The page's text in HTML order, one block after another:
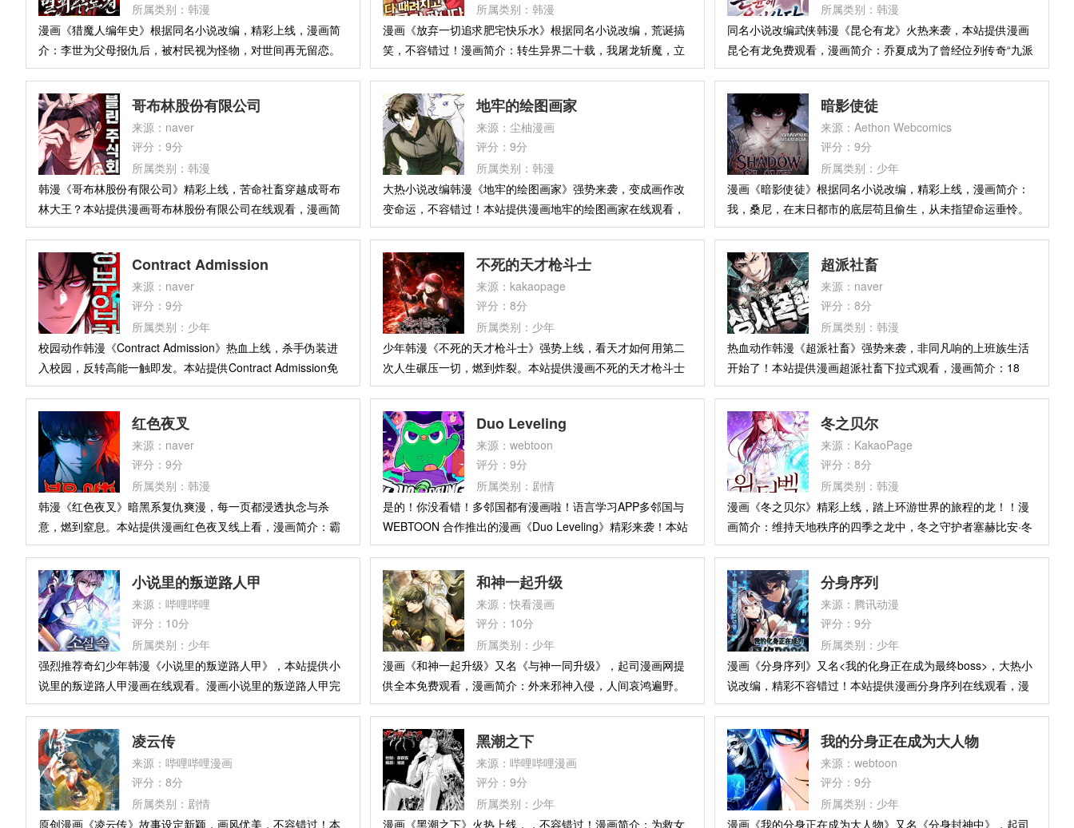
所属类别：韩漫
漫画《猎魔人编年史》根据同名小说改编，精彩上线，漫画简
介：李世为父母报仇后，被村民视为怪物，对世间再无留恋。
捉鬼者蒙莲遇见了这个心如死灰的少年，为他定下新目标——
荡平世间恶鬼。两人同住屋檐下，蒙莲察觉到他体内潜藏的异
质天赋，便将他送入以冷酷闻名的修炼门派“大武道”。那里专
出刽子手，而他恰好需要一把锋刃来斩断自己与过往的牵绊。
所属类别：韩漫
漫画《放弃一切追求肥宅快乐水》根据同名小说改编，荒诞搞
笑，不容错过！漫画简介：转生异界二十载，我屠龙斩魔，立
下不世功业，受万众敬仰。然而，权柄与力量无法填补的，唯
有喉间那一抹焦糖色的渴望——可乐。此界佳酿无数，唯独那
熟悉的甜腻气泡，再也不曾触碰我的舌尖。巅峰之上，胜利的
酒杯里，盛满的只有异乡的苦涩与缺失的汽水。
所属类别：韩漫
同名小说改编武侠韩漫《昆仑有龙》火热来袭，本站提供漫画
昆仑有龙免费观看，漫画简介：乔夏成为了曾经位列传奇“九派
一帮”之一的昆仑派的弟子。他与其他同门一起，在艰难险阻中
努力重建衰落的门派。……只是，总觉得哪里不太对劲。这些
同门，以前竟然是乞丐、山贼、骗子和盗贼？这……真的是名
门正派吗？
哥布林股份有限公司
来源：naver
评分：9分
所属类别：韩漫
韩漫《哥布林股份有限公司》精彩上线，苦命社畜穿越成哥布
林大王？本站提供漫画哥布林股份有限公司在线观看，漫画简
介：普通上班族吴科长通勤时意外跌入魔界，醒来竟成了濒临
灭亡的哥布林领主。魔界弱肉强食，要活命就必须掠夺，要立
足就必须征服。他别无依靠，只能凭借职场磨出的韧劲，在妖
物环伺的绝境中挣出一条生路。当昔日的工作习惯化作生存本
能，他正以最荒诞的方式改写魔界的生存法则。办公室的经
验，或许真能颠覆整个魔界的格局。
地牢的绘图画家
来源：尘柚漫画
评分：9分
所属类别：韩漫
大热小说改编韩漫《地牢的绘图画家》强势来袭，变成画作改
变命运，不容错过！本站提供漫画地牢的绘图画家在线观看，
漫画简介：被“大灾变”永远改变了的世界。前美术老师徐基奥
在一场突如其来的火灾中丧生，却意外被吸入一幅画中，成为
画作的一部分。在画中世界里，基奥获得了神明般的力量，能
够创造生命，甚至开启通往其他维度的门扉。通过这份能力，
他遇见了无数的人，并试图帮助他们解决各自面临的困境。然
而，他跨越的维度越多，解决的事件越多，就越接近自己死亡
背后隐藏的真相……
暗影使徒
来源：Aethon Webcomics
评分：9分
所属类别：少年
漫画《暗影使徒》根据同名小说改编，精彩上线，漫画简介：
我，桑尼，在末日都市的底层苟且偷生，从未指望命运垂怜。
直到一道灵魂印记选中了我，将我送入满目疮痍的梦境领域
——那里怪物横行、觉醒者相残，是片吃人的废土。我天生能
操控暗影，却为此付出致命代价：一旦真名泄露，便会沦为他
人傀儡。为了活着，我结识了奈菲斯与凯西，在遗忘海岸、永
夜之城和诸神遗骸间出生入死，一边猎杀魔物，一边周旋于古
老势力与神祇阴谋之间。但我从不甘为奴隶，要以暗影为刃，
劈开命运锁链，夺回属于我的一切。
Contract Admission
来源：naver
评分：9分
所属类别：少年
校园动作韩漫《Contract Admission》热血上线，杀手伪装进
入校园，反转高能一触即发。本站提供Contract Admission免
费看，漫画简介：大型杀手组织“巴塔拉”的成员“柳江民”。这里
一旦进入就再也无法离开。某天，他接到一项以“自由”为代价
的特殊委托——杀死“在韩国的目标”。为了自由，柳江民回到
韩国，先顺手清除了组织的“背叛者”来热身。轻松完成热身
后，他开始正式执行委托……
不死的天才枪斗士
来源：kakaopage
评分：8分
所属类别：少年
少年韩漫《不死的天才枪斗士》强势上线，看天才如何用第二
次人生碾压一切，燃到炸裂。本站提供漫画不死的天才枪斗士
在线观看，漫画简介：巴洛克王国惩罚部队的百夫长达米安，
在某个被遗忘的前线无名而死，年仅三十岁，只留下一句悔
恨：“该死……如果再给我一次机会，我真的会带着这帮人主宰
战场。”当他再次睁开眼，已经回到了十七年前——这一次，他
拥有完好无损的魔力核心，真正能够学习魔法。他发誓，不再
被无尽战争的时代裹挟前行，而要比任何人都爬得更高，成为
掌控战争的人。
超派社畜
来源：naver
评分：8分
所属类别：韩漫
热血动作韩漫《超派社畜》强势来袭，非同凡响的上班族生活
开始了！本站提供漫画超派社畜下拉式观看，漫画简介：18
岁，称霸首尔全境高中、站上暴力顶峰的“传奇”权胜浩。然
而，登上顶点后，权胜浩却无声无息地消失了……10年后的今
天，人们都以为他至少成了全国级的黑帮头目，他却出乎所有
人意料，以三进商社新员工的身份出现了！
红色夜叉
来源：naver
评分：9分
所属类别：韩漫
韩漫《红色夜叉》暗黑系复仇爽漫，每一页都浸透执念与杀
意，燃到窒息。本站提供漫画红色夜叉线上看，漫画简介：霸
凌妹妹的加害者们还没等来复仇就死了，死后自然坠入地狱。
但复仇不会就此终结——主角李成律亲手结束自己的生命，追
入地狱深处，只为在彼岸完成血祭。当生死界限被仇恨踏碎，
一场跨越阴阳的极限复仇，从炼狱最底层开始燃烧。
Duo Leveling
来源：webtoon
评分：9分
所属类别：剧情
是的！你没看错！多邻国都有漫画啦！语言学习APP多邻国与
WEBTOON 合作推出的漫画《Duo Leveling》精彩来袭！本站
提供漫画Duo Leveling线上看，漫画简介：多儿的实验魔法课
失控， 无数凶险的「任务传送门」出现在全世界，危机四伏。
世界陷入混乱之际，顶尖学者莉莉和莎丽决定扛起平息浩劫的
重任。 穿梭在游戏化的重重试炼、意想不到的盟友和无比邪恶
的新反派角色之间， 我们的英雄将面对一道关乎全人类命运的
终极拷问： 你真的拥有全心投入学习的勇气和实力吗？
冬之贝尔
来源：KakaoPage
评分：8分
所属类别：韩漫
漫画《冬之贝尔》精彩上线，踏上环游世界的旅程的龙！！漫
画简介：维持天地秩序的四季之龙中，冬之守护者塞赫比安·冬
铃受够了世人总向它索取恐惧与灾厄，活得百无聊赖。相伴多
年的祭司罗文临终托付：“我的龙，愿你去见识世界的广
阔。”冬铃遂启程。
小说里的叛逆路人甲
来源：哔哩哔哩
评分：10分
所属类别：少年
强烈推荐奇幻少年韩漫《小说里的叛逆路人甲》，本站提供小
说里的叛逆路人甲漫画在线观看。漫画小说里的叛逆路人甲完
整免费主要讲述：来到自己的小说中，成为了没有名字没有描
写的群演背景板，难道就接受这样的命运吗？这可是自己创造
的世界，绝对不能当炮灰死去。
和神一起升级
来源：快看漫画
评分：10分
所属类别：少年
漫画《和神一起升级》又名《与神一同升级》，起司漫画网提
供全本免费观看，漫画简介：外来邪神入侵，人间哀鸿遍野。
诸神鏖战数年，终以溃败收场。希腊神克洛诺斯在弥留之际，
舍身撕开时空裂隙。众神将最后希望寄托于队伍中唯一的人类
金幽元，命他重返过去，集结昔日神祇，逆转败局。
分身序列
来源：腾讯动漫
评分：9分
所属类别：少年
漫画《分身序列》又名<我的化身正在成为最终boss>，大热小
说改编，精彩不容错过！本站提供漫画分身序列在线观看，漫
画简介：少年姬明欢在某天夜里忽然觉醒了一个能够“在现实世
界创建游戏角色”的异能，并且每个角色都有自己的主线任务、
独特的技能树系统，只要提升角色的知名度就能加强角色的能
力，于是从此以后，地球再无宁静之日……
凌云传
来源：哔哩哔哩漫画
评分：8分
所属类别：剧情
原创漫画《凌云传》故事设定新颖，画风优美，不容错过！本
黑潮之下
来源：哔哩哔哩漫画
评分：9分
所属类别：少年
漫画《黑潮之下》火热上线，，不容错过！漫画简介：为救女
我的分身正在成为大人物
来源：webtoon
评分：9分
所属类别：少年
漫画《我的分身正在成为大人物》又名《分身封神中》，起司